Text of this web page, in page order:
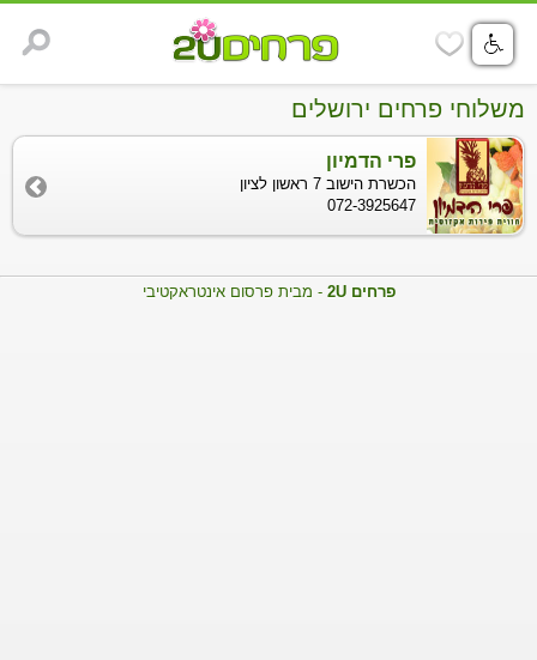
משלוחי פרחים ירושלים
פרי הדמיון
הכשרת הישוב 7 ראשון לציון
072-3925647
פרחים 2U - מבית פרסום אינטראקטיבי